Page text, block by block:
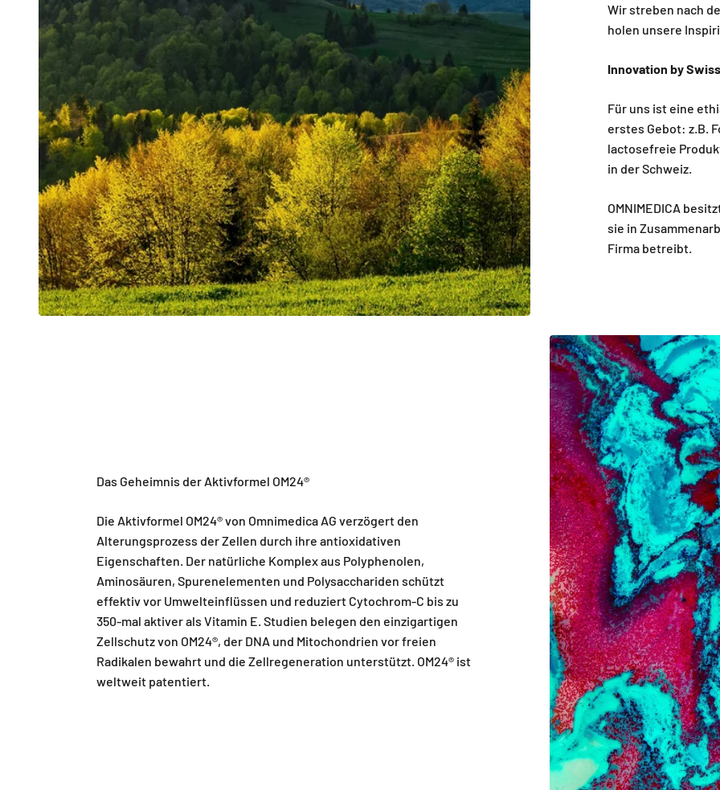
Wir streben nach
holen unsere
Innovation by
Für uns ist eine
erstes Gebot: z.B.
lactosefreie
in der Schweiz.
OMNIMEDICA
sie in
Firma betreibt.
Das Geheimnis der Aktivformel OM24®
Die Aktivformel OM24® von Omnimedica AG verzögert den
Alterungsprozess der Zellen durch ihre antioxidativen
Eigenschaften. Der natürliche Komplex aus Polyphenolen,
Aminosäuren, Spurenelementen und Polysacchariden schützt
effektiv vor Umwelteinflüssen und reduziert Cytochrom-C bis zu
350-mal aktiver als Vitamin E. Studien belegen den einzigartigen
Zellschutz von OM24®, der DNA und Mitochondrien vor freien
Radikalen bewahrt und die Zellregeneration unterstützt. OM24® ist
weltweit patentiert.